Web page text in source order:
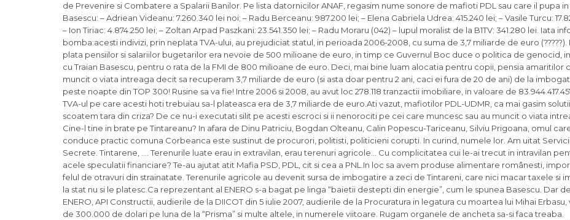
de Prevenire si Combatere a Spalarii Banilor. Pe lista datornicilor ANAF, regasim nume sonore de mafioti PDL sau care il pupa
Basescu: – Adriean Videanu: 7.260.340 lei noi; – Radu Berceanu: 987.200 lei; – Elena Gabriela Udrea: 415.240 lei; – Vasile Turcu:
– Ion Tiriac: 4.874.250 lei; – Zoltan Arpad Paszkani: 23.541.350 lei; – Radu Moraru (042) – lupul moralist de la B1TV: 341.280 lei. Iata
bomba:acesti indivizi, prin neplata TVA-ului, au prejudiciat statul, in perioada 2006-2008, cu suma de 3,7 miliarde de euro (?????).
plata pensiilor si salariilor bugetarilor era nevoie de 500 milioane de euro, in timp ce Guvernul Boc duce o politica de genocid,
cu Traian Basescu, pentru o rata de la FMI de 800 milioane de euro. Deci, mai bine luam alocatia pentru copii, pensia amaritilor
muncit o viata intreaga decit sa recuperam 3,7 miliarde de euro (si asta doar pentru 2 ani, caci ei fura de 20 de ani) de la
peste noapte din TOP 300! Rusine sa va fie! Intre 2006 si 2008, au avut loc 278.118 tranzactii imobiliare, in valoare de
TVA-ul pe care acesti hoti trebuiau sa-l plateasca era de 3,7 miliarde de euro.Ati vazut, mafiotilor PDL-UDMR, ca mai gasim
scoatem tara din criza? De ce nu-i executati silit pe acesti escroci si ii nenorociti pe cei care muncesc sau au muncit o viata
Cine-l tine in brate pe Tintareanu? In afara de Dinu Patriciu, Bogdan Olteanu, Calin Popescu-Tariceanu, Silviu Prigoana, omul
conduce practic comuna Corbeanca este sustinut de procurori, politisti, politicieni corupti. In curind, numele lor. Am uitat
Secrete. Tintarene, …. Terenurile luate erau in extravilan, erau terenuri agricole… Cu complicitatea cui le-ai trecut in intravilan
acele speculatii financiare? Te-au ajutat atit Mafia PSD, PDL, cit si cea a PNL.In loc sa avem produse alimentare românesti,
felul de otravuri din strainatate. Terenurile agricole au devenit sursa de imbogatire a zeci de Tintareni, care nici macar taxele si
la stat nu si le platesc.Ca reprezentant al ENERO s-a bagat pe linga “baietii destepti din energie”, cum le spunea Basescu. Dar
ENERO, API Constructii, audierile de la DIICOT din 5 iulie 2007, audierile de la Procuratura in legatura cu moartea lui Mihai
de 300.000 de dolari pe luna de la “Prisma” si multe altele, in numerele viitoare. Rugam organele de ancheta sa-si faca treaba.